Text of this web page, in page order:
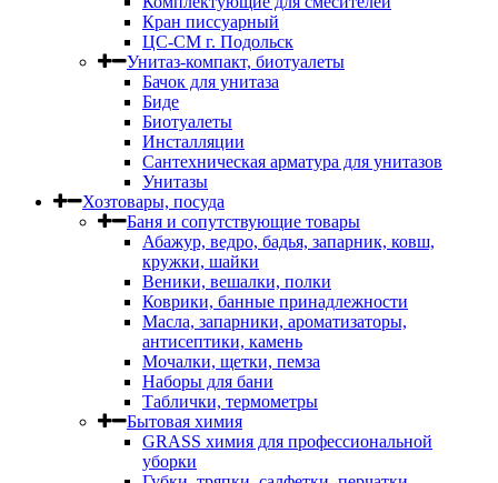
Кран писсуарный
ЦС-СМ г. Подольск
Унитаз-компакт, биотуалеты
Бачок для унитаза
Биде
Биотуалеты
Инсталляции
Сантехническая арматура для унитазов
Унитазы
Хозтовары, посуда
Баня и сопутствующие товары
Абажур, ведро, бадья, запарник, ковш,
кружки, шайки
Веники, вешалки, полки
Коврики, банные принадлежности
Масла, запарники, ароматизаторы,
антисептики, камень
Мочалки, щетки, пемза
Наборы для бани
Таблички, термометры
Бытовая химия
GRASS химия для профессиональной
уборки